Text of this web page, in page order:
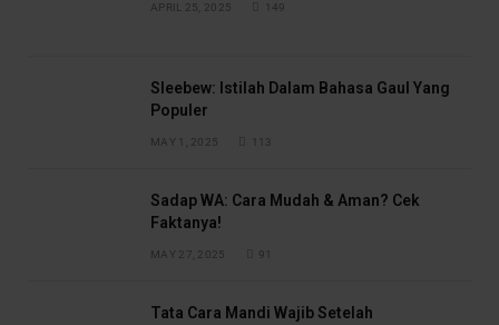
APRIL 25, 2025 149
Sleebew: Istilah Dalam Bahasa Gaul Yang
Populer
MAY 1, 2025 113
Sadap WA: Cara Mudah & Aman? Cek
Faktanya!
MAY 27, 2025 91
Tata Cara Mandi Wajib Setelah